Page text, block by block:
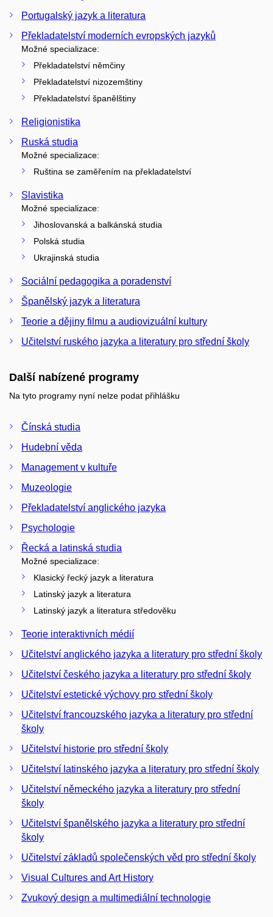
Portugalský jazyk a literatura
Překladatelství moderních evropských jazyků
Možné specializace:
Překladatelství němčiny
Překladatelství nizozemštiny
Překladatelství španělštiny
Religionistika
Ruská studia
Možné specializace:
Ruština se zaměřením na překladatelství
Slavistika
Možné specializace:
Jihoslovanská a balkánská studia
Polská studia
Ukrajinská studia
Sociální pedagogika a poradenství
Španělský jazyk a literatura
Teorie a dějiny filmu a audiovizuální kultury
Učitelství ruského jazyka a literatury pro střední školy
Další nabízené programy
Na tyto programy nyní nelze podat přihlášku
Čínská studia
Hudební věda
Management v kultuře
Muzeologie
Překladatelství anglického jazyka
Psychologie
Řecká a latinská studia
Možné specializace:
Klasický řecký jazyk a literatura
Latinský jazyk a literatura
Latinský jazyk a literatura středověku
Teorie interaktivních médií
Učitelství anglického jazyka a literatury pro střední školy
Učitelství českého jazyka a literatury pro střední školy
Učitelství estetické výchovy pro střední školy
Učitelství francouzského jazyka a literatury pro střední
školy
Učitelství historie pro střední školy
Učitelství latinského jazyka a literatury pro střední školy
Učitelství německého jazyka a literatury pro střední
školy
Učitelství španělského jazyka a literatury pro střední
školy
Učitelství základů společenských věd pro střední školy
Visual Cultures and Art History
Zvukový design a multimediální technologie